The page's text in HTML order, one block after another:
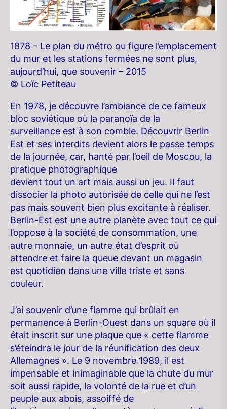
1878 – Le plan du métro ou figure l’emplacement
du mur et les stations fermées ne sont plus,
aujourd’hui, que souvenir – 2015
© Loïc Petiteau
En 1978, je découvre l’ambiance de ce fameux
bloc soviétique où la paranoïa de la
surveillance est à son comble. Découvrir Berlin
Est et ses interdits devient alors le passe temps
de la journée, car, hanté par l’oeil de Moscou, la
pratique photographique
devient tout un art mais aussi un jeu. Il faut
dissocier la photo autorisée de celle qui ne l’est
pas mais souvent bien plus excitante à réaliser.
Berlin-Est est une autre planète avec tout ce qui
l’oppose à la société de consommation, une
autre monnaie, un autre état d’esprit où
attendre et faire la queue devant un magasin
est quotidien dans une ville triste et sans
couleur.
J’ai souvenir d’une flamme qui brûlait en
permanence à Berlin-Ouest dans un square où il
était inscrit sur une plaque que « cette flamme
s’éteindra le jour de la réunification des deux
Allemagnes ». Le 9 novembre 1989, il est
impensable et inimaginable que la chute du mur
soit aussi rapide, la volonté de la rue et d’un
peuple aux abois, assoiffé de